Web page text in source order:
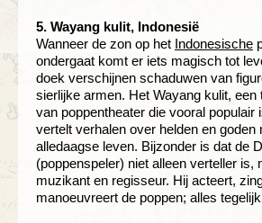
5. Wayang kulit, Indonesië
Wanneer de zon op het Indonesische
ondergaat komt er iets magisch tot
doek verschijnen schaduwen van
sierlijke armen. Het Wayang kulit, een
van poppentheater die vooral populair
vertelt verhalen over helden en goden
alledaagse leven. Bijzonder is dat de
(poppenspeler) niet alleen verteller is,
muzikant en regisseur. Hij acteert,
manoeuvreert de poppen; alles